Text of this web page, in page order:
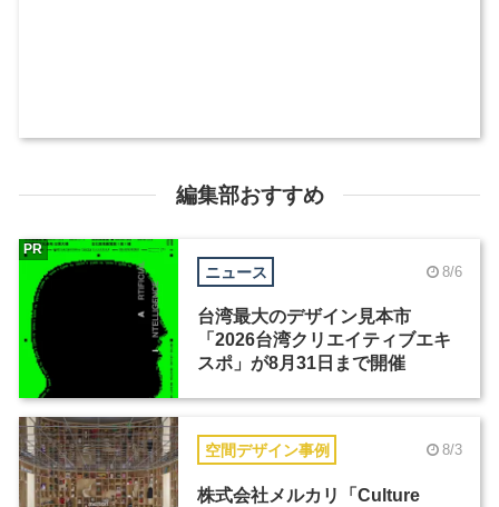
編集部おすすめ
ニュース 8/6
台湾最大のデザイン見本市
「2026台湾クリエイティブエキ
スポ」が8月31日まで開催
PR
空間デザイン事例 8/3
株式会社メルカリ「Culture